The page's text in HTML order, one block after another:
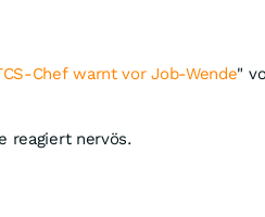
Chef warnt vor Job-Wende"
reagiert nervös.